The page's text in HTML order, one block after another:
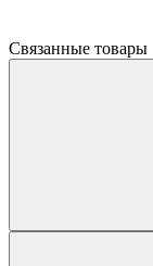
Связанные товары